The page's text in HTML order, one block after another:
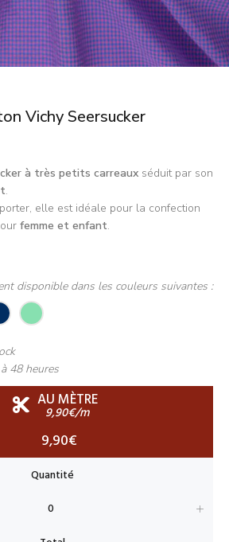
Vichy Seersucker
à très petits carreaux séduit par son
.
elle est idéale pour la confection
femme et enfant.
disponible dans les couleurs suivantes :
48 heures
AU MÈTRE
9,90€/m
9,90€